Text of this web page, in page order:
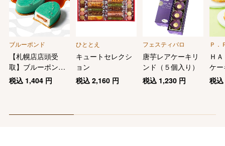
ブルーポンド
【札幌店店頭受
取】ブルーポン
ド・キャラメルフ
ロマージュ
税込 1,404円
ひととえ
キュートセレクシ
ョン
税込2,160 円
フェスティバロ
唐芋レアケーキリ
ンド（５個入り）
税込 1,230 円
Ｐ．
Ｈ
ケ
税